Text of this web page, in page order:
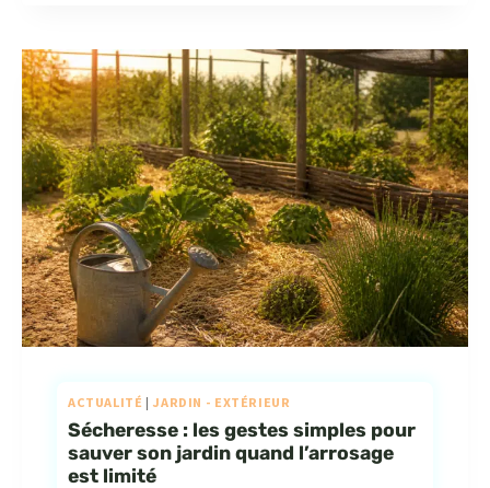
ACTUALITÉ | JARDIN - EXTÉRIEUR
Sécheresse : les gestes simples pour
sauver son jardin quand l’arrosage
est limité